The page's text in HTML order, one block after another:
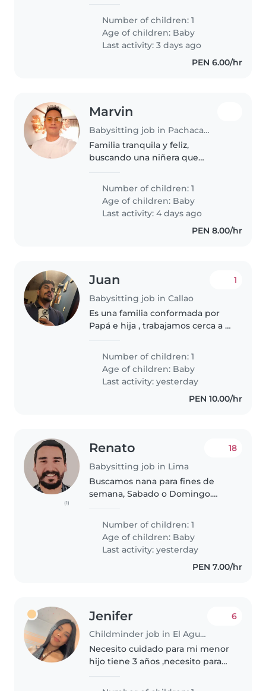
cariñosa y divertida, ideal para
acompañar a nuestro bebé tan
inteligente.
Number of children: 1
Age of children: Baby
Last activity: 3 days ago
PEN 6.00/hr
Marvin
Babysitting job in Pachacamac
Familia tranquila y feliz,
buscando una niñera que
potencial del bebe con mucho
cuidado, amor y técnicas de
aprendizaje. Horario interdiario o
completo, cama..
Number of children: 1
Age of children: Baby
Last activity: 4 days ago
PEN 8.00/hr
Juan
Babysitting job in Callao
1
Es una familia conformada por
Papá e hija , trabajamos cerca a la
nosotros estaremos
orientándote , solo necesitamos
el servicio de 12 del medio día ha
Number of children: 1
Age of children: Baby
Last activity: yesterday
PEN 10.00/hr
(1)
Renato
Babysitting job in Lima
18
Buscamos nana para fines de
semana, Sabado o Domingo.
buscamos una niñera con
experiencia, responsable y
honesta.
Number of children: 1
Age of children: Baby
Last activity: yesterday
PEN 7.00/hr
Jenifer
Childminder job in El Agustino
6
Necesito cuidado para mi menor
hijo tiene 3 años ,necesito para
en turno tarde ,más que todo